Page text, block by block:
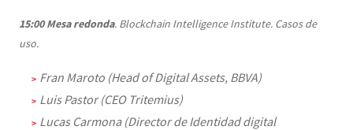
15:00 Mesa redonda. Blockchain Intelligence Institute. Casos de
uso.
Fran Maroto (Head of Digital Assets, BBVA)
Luis Pastor (CEO Tritemius)
Lucas Carmona (Director de Identidad digital